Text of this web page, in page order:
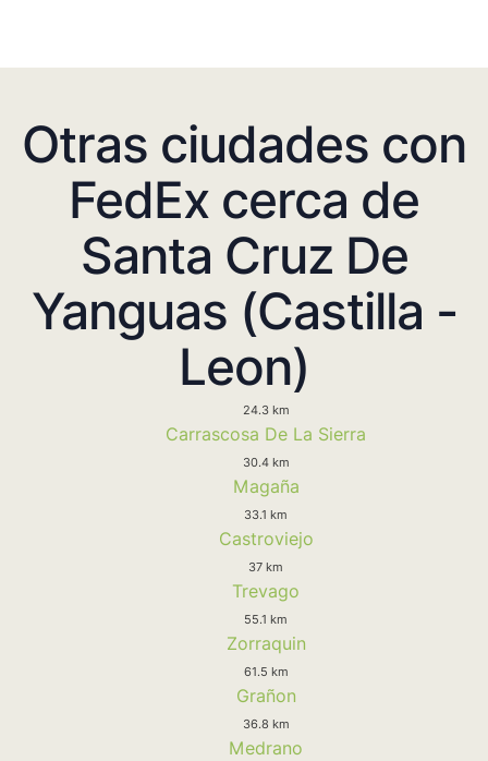
Otras ciudades con
FedEx cerca de
Santa Cruz De
Yanguas (Castilla -
Leon)
24.3 km
Carrascosa De La Sierra
30.4 km
Magaña
33.1 km
Castroviejo
37 km
Trevago
55.1 km
Zorraquin
61.5 km
Grañon
36.8 km
Medrano